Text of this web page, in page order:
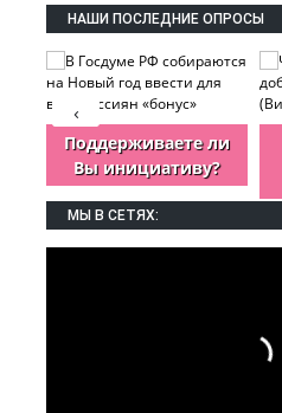
НАШИ ПОСЛЕДНИЕ ОПРОСЫ
Поддерживаете ли
Вы инициативу?
‹
МЫ В СЕТЯХ: